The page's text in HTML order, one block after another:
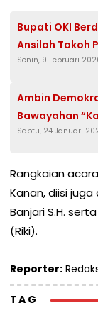
Bupati OKI
Ansilah Tokoh
Senin, 9 Februari
Ambin
Bawayahan
Noorhalis Majid
Sabtu, 24 Januari
Rangkaian
Kanan, diisi
Banjari S.H.
(Riki).
Reporter:
TAG